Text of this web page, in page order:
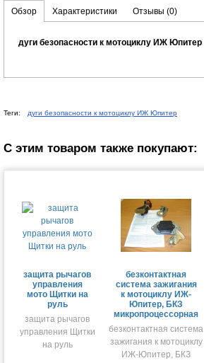
Обзор Характеристики Отзывы (0)
дуги безопасности к мотоциклу ИЖ Юпитер
Теги: дуги безопасности к мотоциклу ИЖ Юпитер
С этим товаром также покупают:
защита рычагов
управления
мото Щитки на
руль
защита рычагов
управления Щитки
на руль
безконтактная
система зажигания
к мотоциклу ИЖ-
Юпитер, БКЗ
микропроцессорная
безконтактная система
зажигания к мотоциклу
ИЖ-Юпитер, БКЗ